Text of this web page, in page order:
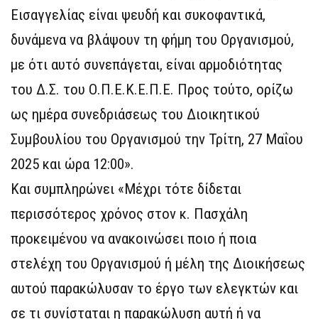
Εισαγγελίας είναι ψευδή και συκοφαντικά,
δυνάμενα να βλάψουν τη φήμη του Οργανισμού,
με ότι αυτό συνεπάγεται, είναι αρμοδιότητας
του Δ.Σ. του Ο.Π.Ε.Κ.Ε.Π.Ε. Προς τούτο, ορίζω
ως ημέρα συνεδριάσεως του Διοικητικού
Συμβουλίου του Οργανισμού την Τρίτη, 27 Μαΐου
2025 και ώρα 12:00».
Και συμπληρώνει «Μέχρι τότε δίδεται
περισσότερος χρόνος στον κ. Πασχάλη
προκειμένου να ανακοινώσει ποιο ή ποια
στελέχη του Οργανισμού ή μέλη της Διοικήσεως
αυτού παρακώλυσαν το έργο των ελεγκτών και
σε τι συνίσταται η παρακώλυση αυτή ή να